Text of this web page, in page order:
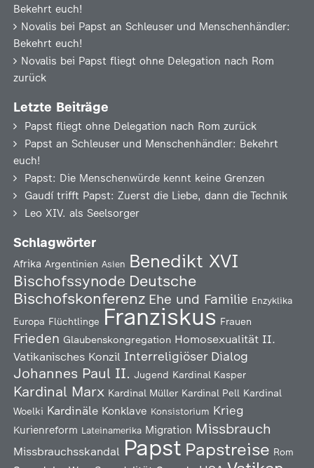
Bekehrt euch!
Novalis bei Papst an Schleuser und Menschenhändler:
Bekehrt euch!
Novalis bei Papst fliegt ohne Delegation nach Rom
zurück
Letzte Beiträge
Papst fliegt ohne Delegation nach Rom zurück
Papst an Schleuser und Menschenhändler: Bekehrt
euch!
Papst: Die Menschenwürde kennt keine Grenzen
Gaudí trifft Papst: Zuerst die Liebe, dann die Technik
Leo XIV. als Seelsorger
Schlagwörter
Afrika Argentinien Asien Benedikt XVI
Bischofssynode Deutsche
Bischofskonferenz Ehe und Familie Enzyklika
Europa Flüchtlinge Franziskus Frauen
Frieden Glaubenskongregation Homosexualität II.
Vatikanisches Konzil Interreligiöser Dialog
Johannes Paul II. Jugend Kardinal Kasper
Kardinal Marx Kardinal Müller Kardinal Pell Kardinal
Woelki Kardinäle Konklave Konsistorium Krieg
Kurienreform Lateinamerika Migration Missbrauch
Missbrauchsskandal Papst Papstreise Rom